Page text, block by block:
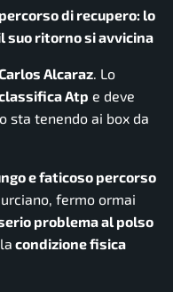
di recupero: lo
suo ritorno si avvicina
Alcaraz. Lo
Atp e deve
sta tenendo ai box da
e faticoso percorso
fermo ormai
problema al polso
condizione fisica